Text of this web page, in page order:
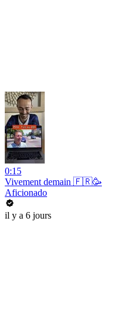
0:15
Vivement demain 🇫🇷🥳
Aficionado
il y a 6 jours